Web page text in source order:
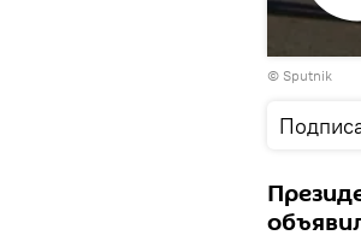
© Sputnik